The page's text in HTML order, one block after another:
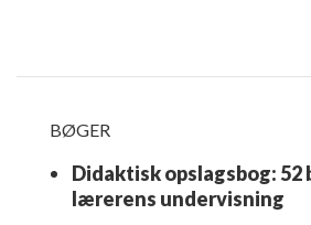
BØGER
Didaktisk opslagsbog: 52
lærerens undervisning